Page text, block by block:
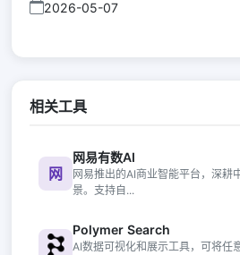
2026-05-07
相关工具
网
网易有数AI
网易推出的AI商业智能平台，深耕
景。支持自...
Polymer Search
AI数据可视化和展示工具，可将任